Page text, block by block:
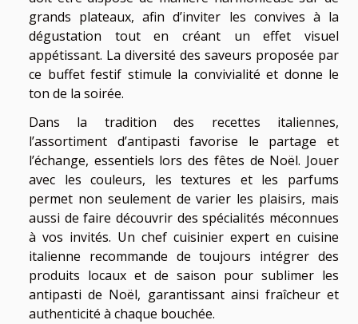
grands plateaux, afin d’inviter les convives à la
dégustation tout en créant un effet visuel
appétissant. La diversité des saveurs proposée par
ce buffet festif stimule la convivialité et donne le
ton de la soirée.
Dans la tradition des recettes italiennes,
l’assortiment d’antipasti favorise le partage et
l’échange, essentiels lors des fêtes de Noël. Jouer
avec les couleurs, les textures et les parfums
permet non seulement de varier les plaisirs, mais
aussi de faire découvrir des spécialités méconnues
à vos invités. Un chef cuisinier expert en cuisine
italienne recommande de toujours intégrer des
produits locaux et de saison pour sublimer les
antipasti de Noël, garantissant ainsi fraîcheur et
authenticité à chaque bouchée.